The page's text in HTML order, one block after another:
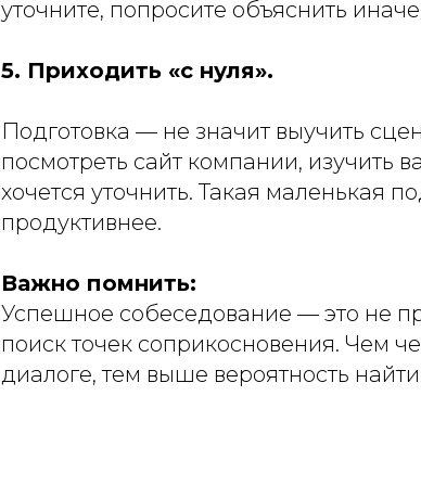
уточните, попросите объяснить
5. Приходить «с нуля».
Подготовка — не значит выучить
посмотреть сайт компании, изучить
хочется уточнить. Такая маленькая
продуктивнее.
Важно помнить:
Успешное собеседование — это не
поиск точек соприкосновения. Чем
диалоге, тем выше вероятность